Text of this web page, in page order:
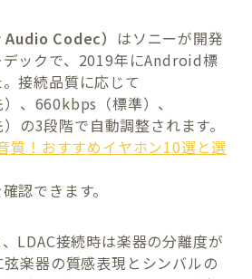
Codec） はソニーが開発
デックで、2019年にAndroid標
接続品質に応じて
、660kbps（標準）、
の3段階で自動調整されます。
質！おすすめイヤホン10選と選
認できます。
LDAC接続時は楽器の分離度が
楽器の質感表現とシンバルの